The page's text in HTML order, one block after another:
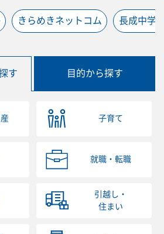
きらめきネットコム 長成中学
す 目的から探す
子育て
就職・転職
引越し・
住まい